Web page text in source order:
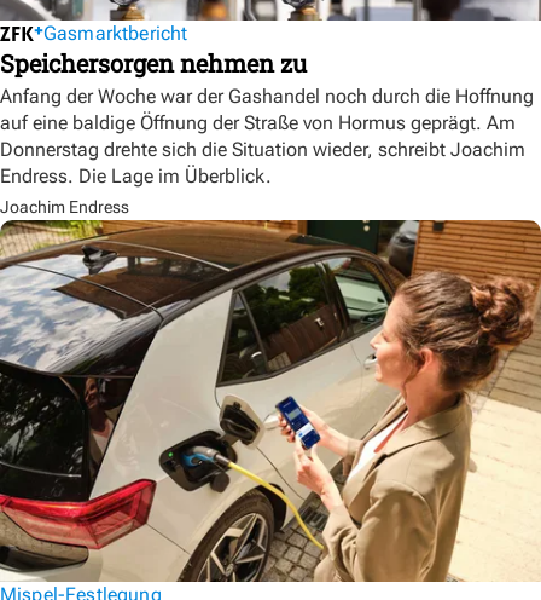
Gasmarktbericht
Speichersorgen nehmen zu
Anfang der Woche war der Gashandel noch durch die Hoffnung
auf eine baldige Öffnung der Straße von Hormus geprägt. Am
Donnerstag drehte sich die Situation wieder, schreibt Joachim
Endress. Die Lage im Überblick.
Joachim Endress
Mispel-Festlegung